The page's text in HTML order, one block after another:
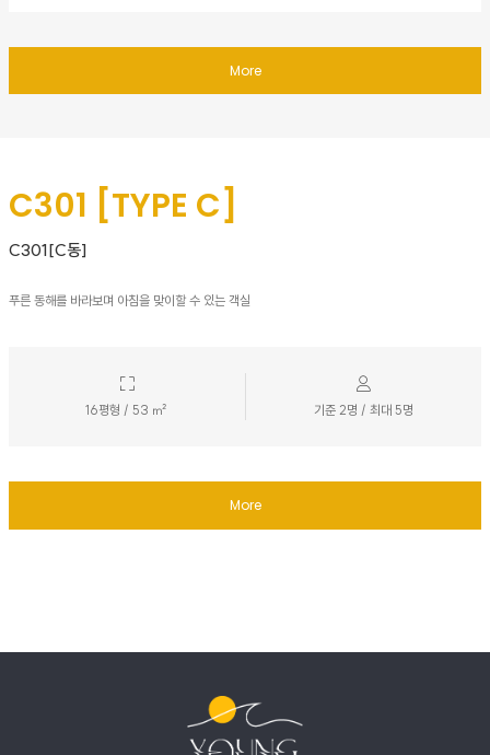
More
C301 [TYPE C]
C301[C동]
푸른 동해를 바라보며 아침을 맞이할 수 있는 객실
16평형 / 53 ㎡ 기준 2명 / 최대 5명
More